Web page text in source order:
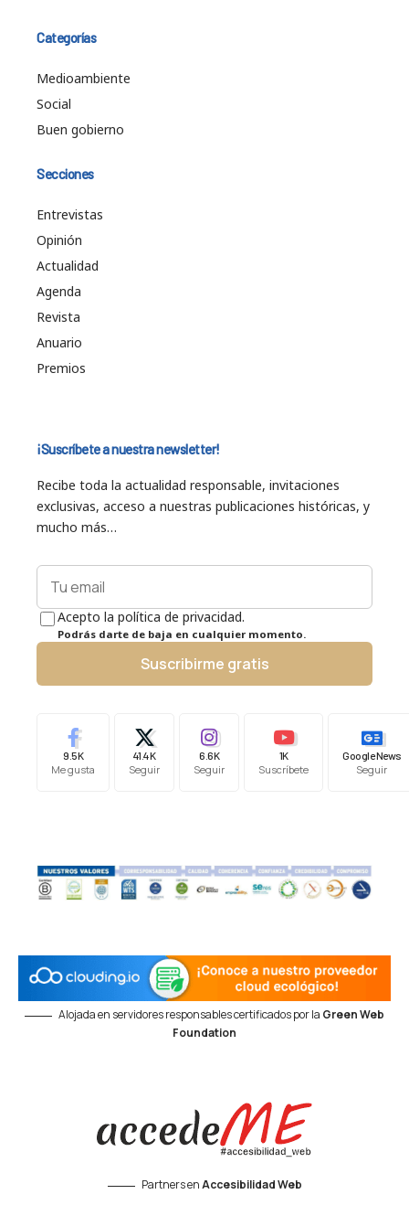
Categorías
Medioambiente
Social
Buen gobierno
Secciones
Entrevistas
Opinión
Actualidad
Agenda
Revista
Anuario
Premios
¡Suscríbete a nuestra newsletter!
Recibe toda la actualidad responsable, invitaciones
exclusivas, acceso a nuestras publicaciones históricas, y
mucho más…
Acepto la política de privacidad.
Podrás darte de baja en cualquier momento.
Suscribirme gratis
9.5K
Me gusta
41.4K
Seguir
6.6K
Seguir
1K
Suscríbete
Google News
Seguir
Alojada en servidores responsables certificados por la Green Web
Foundation
Partners enAccesibilidad Web